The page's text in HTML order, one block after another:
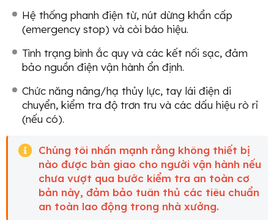
Hệ thống phanh điện từ, nút dừng khẩn cấp
(emergency stop) và còi báo hiệu.
Tình trạng bình ắc quy và các kết nối sạc, đảm
bảo nguồn điện vận hành ổn định.
Chức năng nâng/hạ thủy lực, tay lái điện di
chuyển, kiểm tra độ trơn tru và các dấu hiệu rò rỉ
(nếu có).
Chúng tôi nhấn mạnh rằng không thiết bị
nào được bàn giao cho người vận hành nếu
chưa vượt qua bước kiểm tra an toàn cơ
bản này, đảm bảo tuân thủ các tiêu chuẩn
an toàn lao động trong nhà xưởng.